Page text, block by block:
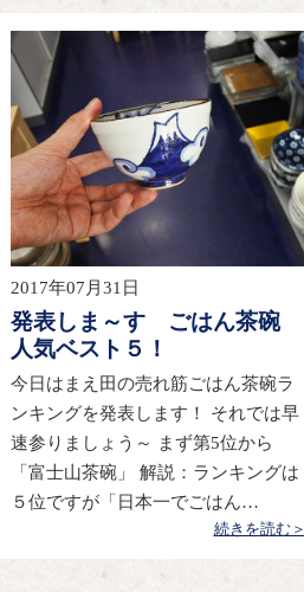
2017年07月31日
発表しま～す ごはん茶碗
人気ベスト５！
今日はまえ田の売れ筋ごはん茶碗ラ
ンキングを発表します！ それでは早
速参りましょう～ まず第5位から
「富士山茶碗」 解説：ランキングは
５位ですが「日本一でごはん…
続きを読む＞